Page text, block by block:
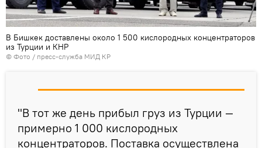
В Бишкек доставлены около 1 500 кислородных концентраторов
из Турции и КНР
© Фото / пресс-служба МИД КР
"В тот же день прибыл груз из Турции —
примерно 1 000 кислородных
концентраторов. Поставка осуществлена